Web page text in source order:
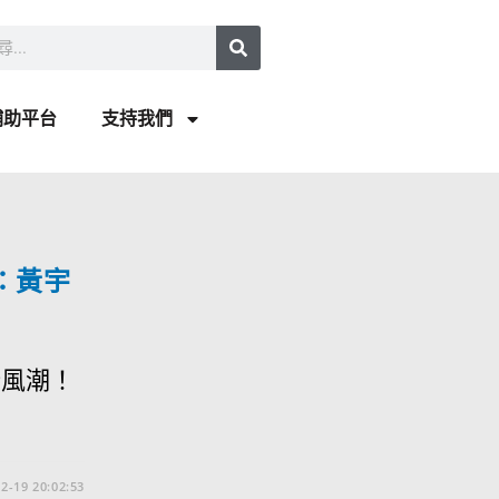
平台 支持我們
黃宇
潮！
19 20:02:53